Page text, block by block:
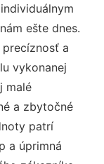
ešte dnes.
precíznosť a
vykonanej
malé
a zbytočné
patrí
a úprimná